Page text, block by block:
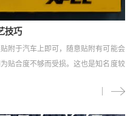
技巧
附于汽车上即可，随意贴附有可能会
贴合度不够而受损。这也是知名度较